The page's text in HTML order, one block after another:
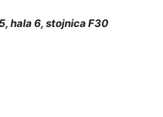
hala 6, stojnica F30